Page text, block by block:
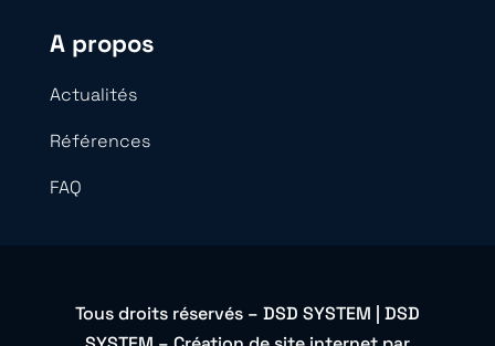
A propos
Actualités
Références
FAQ
Tous droits réservés – DSD SYSTEM | DSD